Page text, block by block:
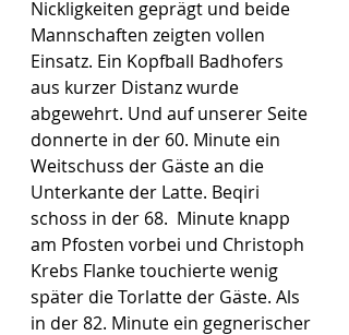
Nickligkeiten geprägt und beide
Mannschaften zeigten vollen
Einsatz. Ein Kopfball Badhofers
aus kurzer Distanz wurde
abgewehrt. Und auf unserer Seite
donnerte in der 60. Minute ein
Weitschuss der Gäste an die
Unterkante der Latte. Beqiri
schoss in der 68.  Minute knapp
am Pfosten vorbei und Christoph
Krebs Flanke touchierte wenig
später die Torlatte der Gäste. Als
in der 82. Minute ein gegnerischer